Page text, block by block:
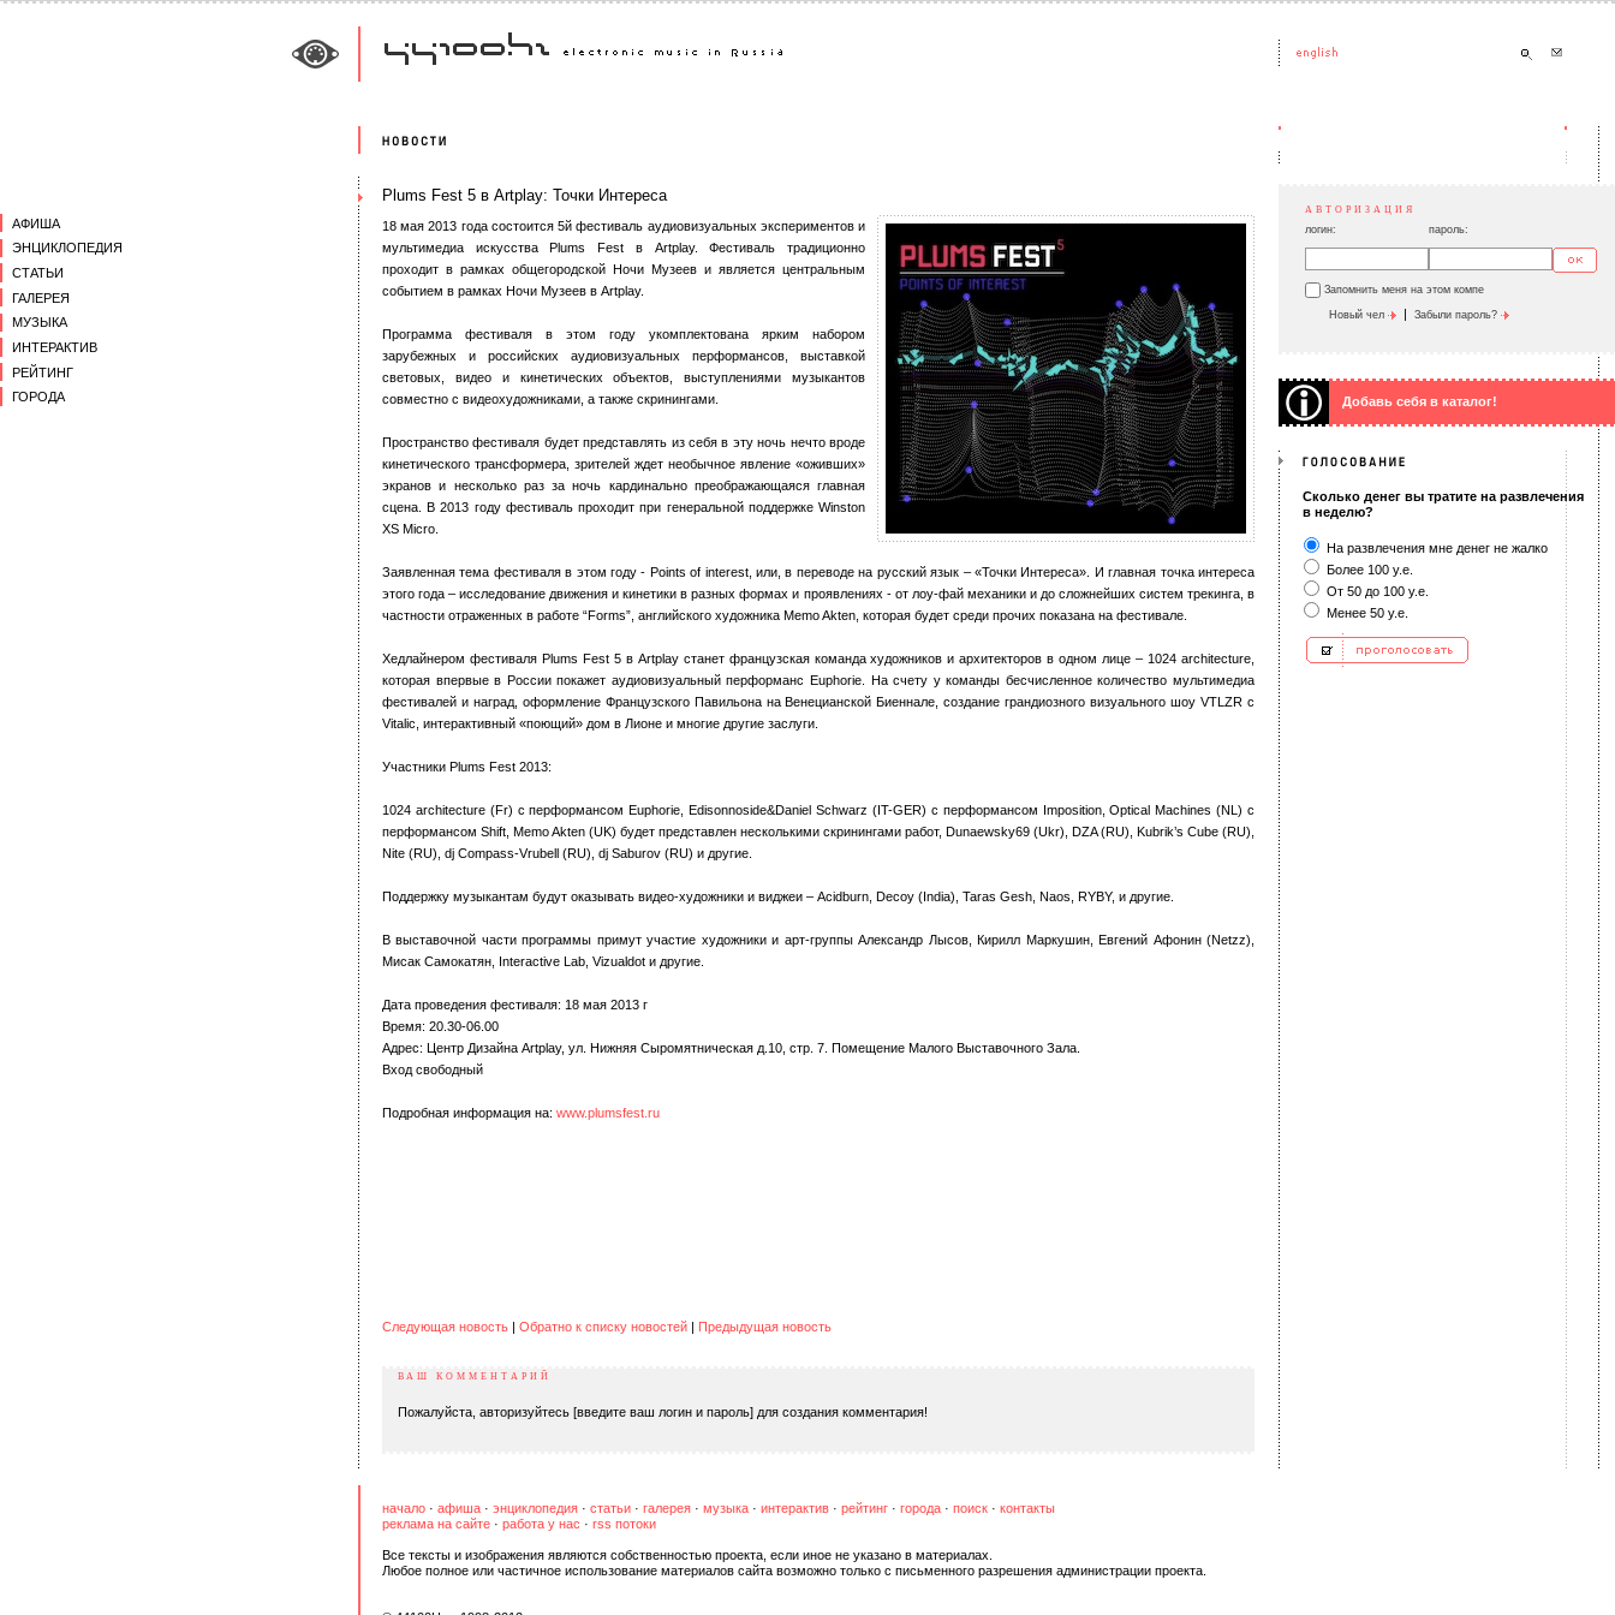
АФИША
ЭНЦИКЛОПЕДИЯ
СТАТЬИ
ГАЛЕРЕЯ
МУЗЫКА
ИНТЕРАКТИВ
РЕЙТИНГ
ГОРОДА
Plums Fest 5 в Artplay: Точки Интереса
18 мая 2013 года состоится 5й фестиваль аудиовизуальных экспериментов и
мультимедиа искусства Plums Fest в Artplay. Фестиваль традиционно
проходит в рамках общегородской Ночи Музеев и является центральным
событием в рамках Ночи Музеев в Artplay.
Программа фестиваля в этом году укомплектована ярким набором
зарубежных и российских аудиовизуальных перформансов, выставкой
световых, видео и кинетических объектов, выступлениями музыкантов
совместно с видеохудожниками, а также скринингами.
Пространство фестиваля будет представлять из себя в эту ночь нечто вроде
кинетического трансформера, зрителей ждет необычное явление «оживших»
экранов и несколько раз за ночь кардинально преображающаяся главная
сцена. В 2013 году фестиваль проходит при генеральной поддержке Winston
XS Micro.
Заявленная тема фестиваля в этом году - Points of interest, или, в переводе на русский язык – «Точки Интереса». И главная точка интереса
этого года – исследование движения и кинетики в разных формах и проявлениях - от лоу-фай механики и до сложнейших систем трекинга, в
частности отраженных в работе “Forms”, английского художника Memo Akten, которая будет среди прочих показана на фестивале.
Хедлайнером фестиваля Plums Fest 5 в Artplay станет французская команда художников и архитекторов в одном лице – 1024 architecture,
которая впервые в России покажет аудиовизуальный перформанс Euphorie. На счету у команды бесчисленное количество мультимедиа
фестивалей и наград, оформление Французского Павильона на Венецианской Биеннале, создание грандиозного визуального шоу VTLZR с
Vitalic, интерактивный «поющий» дом в Лионе и многие другие заслуги.
Участники Plums Fest 2013:
1024 architecture (Fr) с перформансом Euphorie, Edisonnoside&Daniel Schwarz (IT-GER) с перформансом Imposition, Optical Machines (NL) с
перформансом Shift, Memo Akten (UK) будет представлен несколькими скринингами работ, Dunaewsky69 (Ukr), DZA (RU), Kubrik’s Cube (RU),
Nite (RU), dj Compass-Vrubell (RU), dj Saburov (RU) и другие.
Поддержку музыкантам будут оказывать видео-художники и виджеи – Acidburn, Decoy (India), Taras Gesh, Naos, RYBY, и другие.
В выставочной части программы примут участие художники и арт-группы Александр Лысов, Кирилл Маркушин, Евгений Афонин (Netzz),
Мисак Самокатян, Interactive Lab, Vizualdot и другие.
Дата проведения фестиваля: 18 мая 2013 г
Время: 20.30-06.00
Адрес: Центр Дизайна Artplay, ул. Нижняя Сыромятническая д.10, стр. 7. Помещение Малого Выставочного Зала.
Вход свободный
Подробная информация на: www.plumsfest.ru
Следующая новость | Обратно к списку новостей | Предыдущая новость
ВАШ КОММЕНТАРИЙ
Пожалуйста, авторизуйтесь [введите ваш логин и пароль] для создания комментария!
АВТОРИЗАЦИЯ
логин: пароль:
Запомнить меня на этом компе
Новый чел | Забыли пароль?
Добавь себя в каталог!
Сколько денег вы тратите на развлечения
в неделю?
На развлечения мне денег не жалко
Более 100 у.е.
От 50 до 100 у.е.
Менее 50 у.е.
начало · афиша · энциклопедия · статьи · галерея · музыка · интерактив · рейтинг · города · поиск · контакты
реклама на сайте · работа у нас · rss потоки
Все тексты и изображения являются собственностью проекта, если иное не указано в материалах.
Любое полное или частичное использование материалов сайта возможно только с письменного разрешения администрации проекта.